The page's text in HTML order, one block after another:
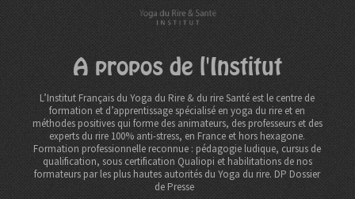
A propos de l'Institut
L’Institut Français du Yoga du Rire & du rire Santé est le centre de
formation et d’apprentissage spécialisé en yoga du rire et en
méthodes positives qui forme des animateurs, des professeurs et des
experts du rire 100% anti-stress, en France et hors hexagone.
Formation professionnelle reconnue : pédagogie ludique, cursus de
qualification, sous certification Qualiopi et habilitations de nos
formateurs par les plus hautes autorités du Yoga du rire. DPDossier
de Presse